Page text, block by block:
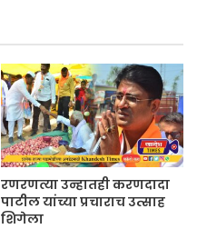
रणरणत्या उन्हातही करणदादा
पाटील यांच्या प्रचाराच उत्साह
शिगेला